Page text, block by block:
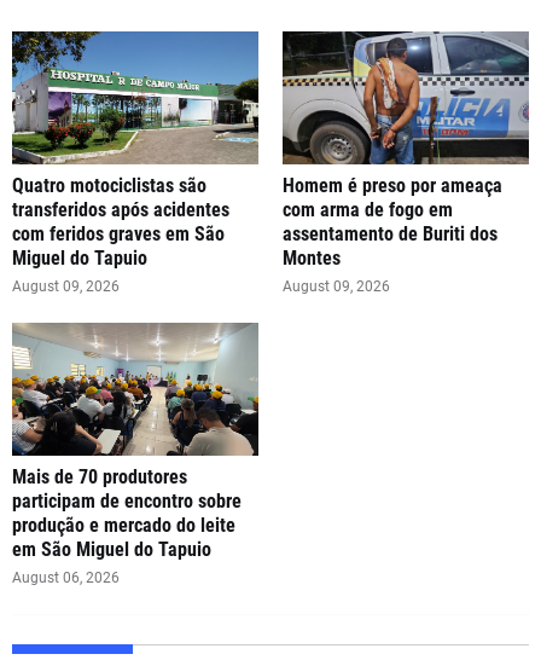
Quatro motociclistas são
transferidos após acidentes
com feridos graves em São
Miguel do Tapuio
August 09, 2026
Homem é preso por ameaça
com arma de fogo em
assentamento de Buriti dos
Montes
August 09, 2026
Mais de 70 produtores
participam de encontro sobre
produção e mercado do leite
em São Miguel do Tapuio
August 06, 2026